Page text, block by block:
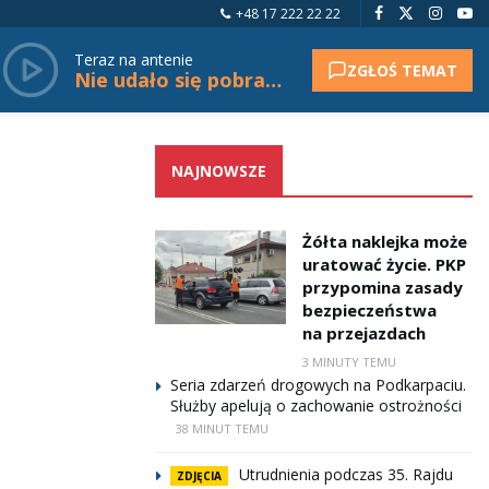
+48 17 222 22 22
Teraz na antenie
Nie udało się pobrać tytułu. ZGŁOŚ TEMAT
NAJNOWSZE
Żółta naklejka może
uratować życie. PKP
przypomina zasady
bezpieczeństwa
na przejazdach
3 MINUTY TEMU
Seria zdarzeń drogowych na Podkarpaciu.
Służby apelują o zachowanie ostrożności
38 MINUT TEMU
ZDJĘCIA
Utrudnienia podczas 35. Rajdu